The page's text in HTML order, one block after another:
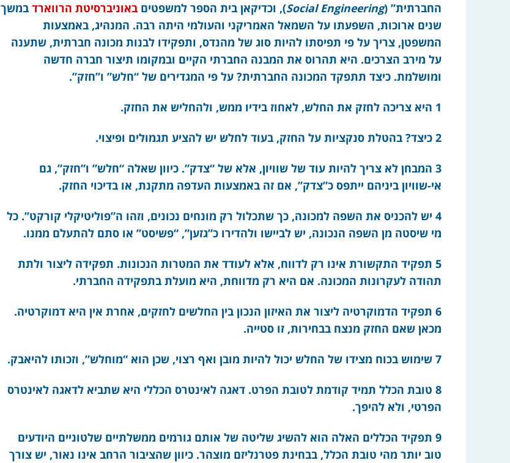
החברתית” (Social Engineering), וכדיקאן בית הספר למשפטים באוניברסיטת הרווארד במשך
שנים ארוכות, השפעתו על השמאל האמריקני והעולמי היתה רבה. המנהיג, באמצעות
המשפטן, צריך על פי תפיסתו להיות סוג של מהנדס, ותפקידו לבנות מכונה חברתית, שתענה
על מירב הצרכים. היא תהרוס את המבנה החברתי הקיים ובמקומו תיצור חברה חדשה
ומושלמת. כיצד תתפקד המכונה החברתית? על פי המגדירים של “חלש” ו”חזק”.
1 היא צריכה לחזק את החלש, לאחוז בידיו ממש, ולהחליש את החזק.
2 כיצד? בהטלת סנקציות על החזק, בעוד לחלש יש להציע תגמולים ופיצוי.
3 המבחן לא צריך להיות עוד של שוויון, אלא של “צדק”. כיוון שאלה “חלש” ו”חזק”, גם
אי-שוויון ביניהם ייתפס כ”צדק”, אם זה באמצעות העדפה מתקנת, או בדיכוי החזק.
4 יש להכניס את השפה למכונה, כך שתכלול רק מונחים נכונים, וזהו ה”פוליטיקלי קורקט”. כל
מי שיסטה מן השפה הנכונה, יש לביישו ולהדירו כ”גזען”, “פשיסט” או סתם להתעלם ממנו.
5 תפקיד התקשורת אינו רק לדווח, אלא לעודד את המטרות הנכונות. תפקידה ליצור ולתת
תהודה לעקרונות המכונה. אם היא רק מדווחת, היא מועלת בתפקידה החברתי.
6 תפקיד הדמוקרטיה ליצור את האיזון הנכון בין החלשים לחזקים, אחרת אין היא דמוקרטיה.
מכאן שאם החזק מנצח בבחירות, זו סטייה.
7 שימוש בכוח מצידו של החלש יכול להיות מובן ואף רצוי, שכן הוא “מוחלש”, וזכותו להיאבק.
8 טובת הכלל תמיד קודמת לטובת הפרט. דאגה לאינטרס הכללי היא שתביא לדאגה לאינטרס
הפרטי, ולא להיפך.
9 תפקיד הכללים האלה הוא להשיג שליטה של אותם גורמים ממשלתיים שלטוניים היודעים
טוב יותר מהי טובת הכלל, בבחינת פטרנליזם מוצהר. כיוון שהציבור הרחב אינו נאור, יש צורך